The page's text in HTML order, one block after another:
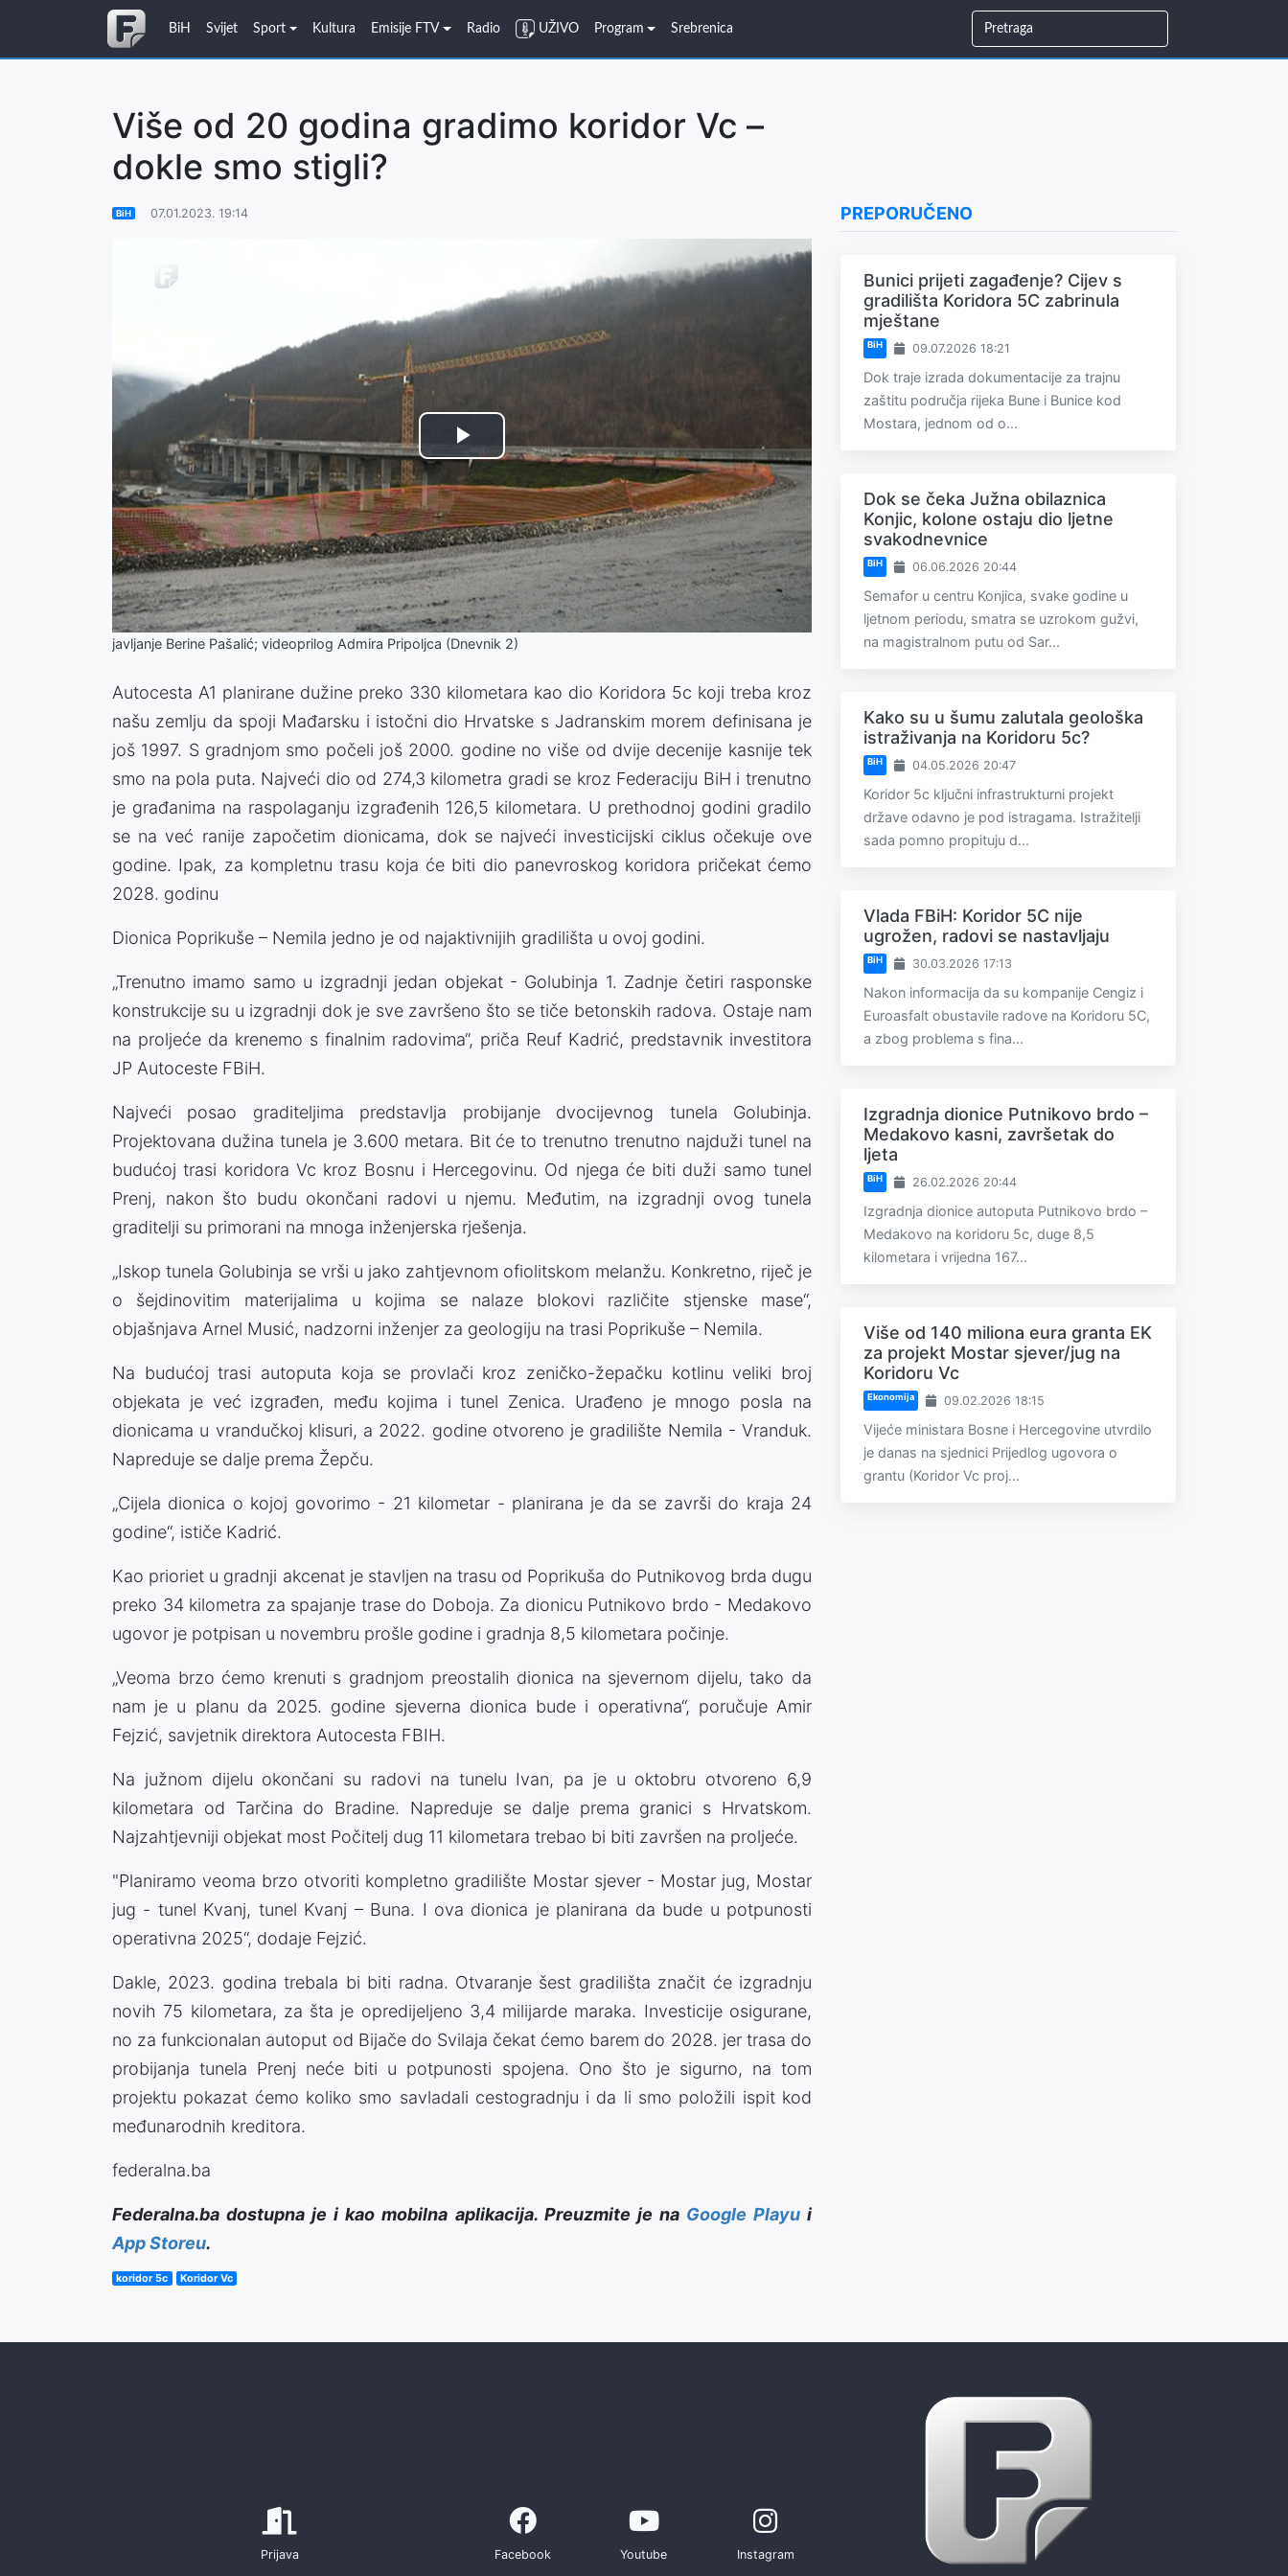
BiH Svijet Sport Kultura Emisije FTV Radio UŽIVO Program Srebrenica
Više od 20 godina gradimo koridor Vc –
dokle smo stigli?
BiH 07.01.2023. 19:14
Play
Video
javljanje Berine Pašalić; videoprilog Admira Pripoljca (Dnevnik 2)
Autocesta A1 planirane dužine preko 330 kilometara kao dio Koridora 5c koji treba kroz
našu zemlju da spoji Mađarsku i istočni dio Hrvatske s Jadranskim morem definisana je
još 1997. S gradnjom smo počeli još 2000. godine no više od dvije decenije kasnije tek
smo na pola puta. Najveći dio od 274,3 kilometra gradi se kroz Federaciju BiH i trenutno
je građanima na raspolaganju izgrađenih 126,5 kilometara. U prethodnoj godini gradilo
se na već ranije započetim dionicama, dok se najveći investicijski ciklus očekuje ove
godine. Ipak, za kompletnu trasu koja će biti dio panevroskog koridora pričekat ćemo
2028. godinu
Dionica Poprikuše – Nemila jedno je od najaktivnijih gradilišta u ovoj godini.
„Trenutno imamo samo u izgradnji jedan objekat - Golubinja 1. Zadnje četiri rasponske
konstrukcije su u izgradnji dok je sve završeno što se tiče betonskih radova. Ostaje nam
na proljeće da krenemo s finalnim radovima“, priča Reuf Kadrić, predstavnik investitora
JP Autoceste FBiH.
Najveći posao graditeljima predstavlja probijanje dvocijevnog tunela Golubinja.
Projektovana dužina tunela je 3.600 metara. Bit će to trenutno trenutno najduži tunel na
budućoj trasi koridora Vc kroz Bosnu i Hercegovinu. Od njega će biti duži samo tunel
Prenj, nakon što budu okončani radovi u njemu. Međutim, na izgradnji ovog tunela
graditelji su primorani na mnoga inženjerska rješenja.
„Iskop tunela Golubinja se vrši u jako zahtjevnom ofiolitskom melanžu. Konkretno, riječ je
o šejdinovitim materijalima u kojima se nalaze blokovi različite stjenske mase“,
objašnjava Arnel Musić, nadzorni inženjer za geologiju na trasi Poprikuše – Nemila.
Na budućoj trasi autoputa koja se provlači kroz zeničko-žepačku kotlinu veliki broj
objekata je već izgrađen, među kojima i tunel Zenica. Urađeno je mnogo posla na
dionicama u vrandučkoj klisuri, a 2022. godine otvoreno je gradilište Nemila - Vranduk.
Napreduje se dalje prema Žepču.
„Cijela dionica o kojoj govorimo - 21 kilometar - planirana je da se završi do kraja 24
godine“, ističe Kadrić.
Kao prioriet u gradnji akcenat je stavljen na trasu od Poprikuša do Putnikovog brda dugu
preko 34 kilometra za spajanje trase do Doboja. Za dionicu Putnikovo brdo - Medakovo
ugovor je potpisan u novembru prošle godine i gradnja 8,5 kilometara počinje.
„Veoma brzo ćemo krenuti s gradnjom preostalih dionica na sjevernom dijelu, tako da
nam je u planu da 2025. godine sjeverna dionica bude i operativna“, poručuje Amir
Fejzić, savjetnik direktora Autocesta FBIH.
Na južnom dijelu okončani su radovi na tunelu Ivan, pa je u oktobru otvoreno 6,9
kilometara od Tarčina do Bradine. Napreduje se dalje prema granici s Hrvatskom.
Najzahtjevniji objekat most Počitelj dug 11 kilometara trebao bi biti završen na proljeće.
"Planiramo veoma brzo otvoriti kompletno gradilište Mostar sjever - Mostar jug, Mostar
jug - tunel Kvanj, tunel Kvanj – Buna. I ova dionica je planirana da bude u potpunosti
operativna 2025“, dodaje Fejzić.
Dakle, 2023. godina trebala bi biti radna. Otvaranje šest gradilišta značit će izgradnju
novih 75 kilometara, za šta je opredijeljeno 3,4 milijarde maraka. Investicije osigurane,
no za funkcionalan autoput od Bijače do Svilaja čekat ćemo barem do 2028. jer trasa do
probijanja tunela Prenj neće biti u potpunosti spojena. Ono što je sigurno, na tom
projektu pokazat ćemo koliko smo savladali cestogradnju i da li smo položili ispit kod
međunarodnih kreditora.
federalna.ba
Federalna.ba dostupna je i kao mobilna aplikacija. Preuzmite je na Google Playui
App Storeu.
koridor 5c Koridor Vc
PREPORUČENO
Bunici prijeti zagađenje? Cijev s
gradilišta Koridora 5C zabrinula
mještane
BiH 09.07.2026 18:21
Dok traje izrada dokumentacije za trajnu
zaštitu područja rijeka Bune i Bunice kod
Mostara, jednom od o...
Dok se čeka Južna obilaznica
Konjic, kolone ostaju dio ljetne
svakodnevnice
BiH 06.06.2026 20:44
Semafor u centru Konjica, svake godine u
ljetnom periodu, smatra se uzrokom gužvi,
na magistralnom putu od Sar...
Kako su u šumu zalutala geološka
istraživanja na Koridoru 5c?
BiH 04.05.2026 20:47
Koridor 5c ključni infrastrukturni projekt
države odavno je pod istragama. Istražitelji
sada pomno propituju d...
Vlada FBiH: Koridor 5C nije
ugrožen, radovi se nastavljaju
BiH 30.03.2026 17:13
Nakon informacija da su kompanije Cengiz i
Euroasfalt obustavile radove na Koridoru 5C,
a zbog problema s fina...
Izgradnja dionice Putnikovo brdo –
Medakovo kasni, završetak do
ljeta
BiH 26.02.2026 20:44
Izgradnja dionice autoputa Putnikovo brdo –
Medakovo na koridoru 5c, duge 8,5
kilometara i vrijedna 167...
Više od 140 miliona eura granta EK
za projekt Mostar sjever/jug na
Koridoru Vc
Ekonomija 09.02.2026 18:15
Vijeće ministara Bosne i Hercegovine utvrdilo
je danas na sjednici Prijedlog ugovora o
grantu (Koridor Vc proj...
Prijava Facebook Youtube Instagram